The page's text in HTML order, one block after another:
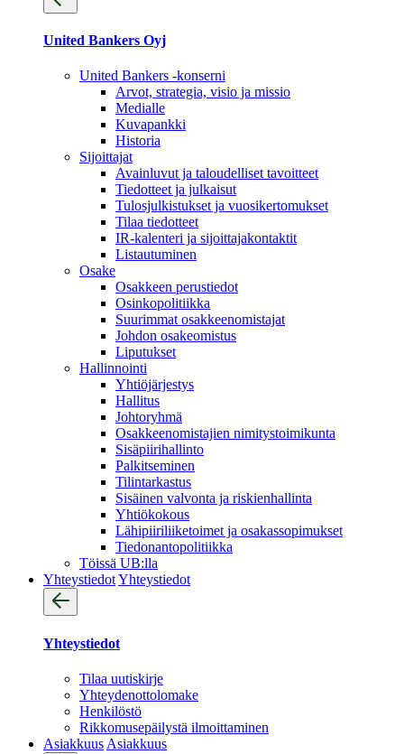
United Bankers Oyj
United Bankers -konserni
Arvot, strategia, visio ja missio
Medialle
Kuvapankki
Historia
Sijoittajat
Avainluvut ja taloudelliset tavoitteet
Tiedotteet ja julkaisut
Tulosjulkistukset ja vuosikertomukset
Tilaa tiedotteet
IR-kalenteri ja sijoittajakontaktit
Listautuminen
Osake
Osakkeen perustiedot
Osinkopolitiikka
Suurimmat osakkeenomistajat
Johdon osakeomistus
Liputukset
Hallinnointi
Yhtiöjärjestys
Hallitus
Johtoryhmä
Osakkeenomistajien nimitystoimikunta
Sisäpiirihallinto
Palkitseminen
Tilintarkastus
Sisäinen valvonta ja riskienhallinta
Yhtiökokous
Lähipiiriliiketoimet ja osakassopimukset
Tiedonantopolitiikka
Töissä UB:lla
YhteystiedotYhteystiedot
Yhteystiedot
Tilaa uutiskirje
Yhteydenotto­lomake
Henkilöstö
Rikkomusepäilystä ilmoittaminen
Asiakkuus Asiakkuus